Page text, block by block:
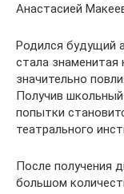
Анастасией
Родился будущий
стала
значительно
Получив
попытки
театрального
После получения
большом